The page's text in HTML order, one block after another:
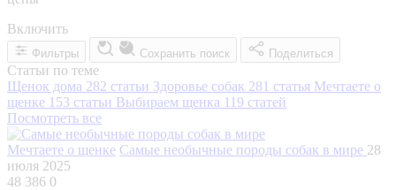
Включить
Фильтры Сохранить поиск Поделиться
Статьи по теме
Щенок дома 282 статьи Здоровье собак 281 статья Мечтаете о
щенке 153 статьи Выбираем щенка 119 статей
Посмотреть все
Мечтаете о щенке Самые необычные породы собак в мире 28
июля 2025
48 386 0